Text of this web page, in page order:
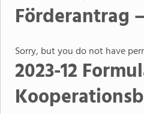
Förderantrag
Sorry, but you do not have
2023-12